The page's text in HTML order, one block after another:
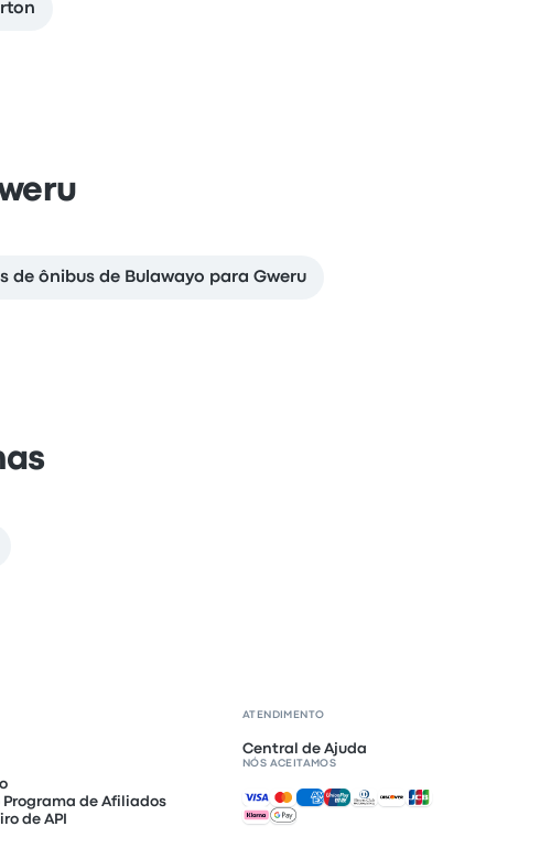
de ônibus de Bulawayo para Gweru
Programa de Afiliados
de API
ATENDIMENTO
Central de Ajuda
NÓS ACEITAMOS
Pagamentos aceitos